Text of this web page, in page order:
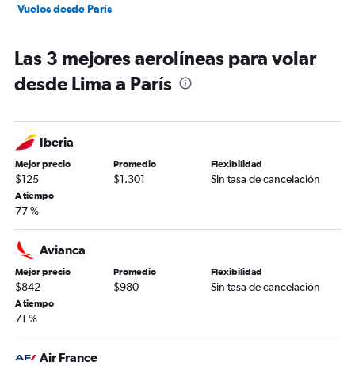
Vuelos desde París
Las 3 mejores aerolíneas para volar
desde Lima a París
Iberia
Mejor precio
$125
Promedio
$1.301
Flexibilidad
Sin tasa de cancelación
A tiempo
77 %
Avianca
Mejor precio
$842
Promedio
$980
Flexibilidad
Sin tasa de cancelación
A tiempo
71 %
Air France